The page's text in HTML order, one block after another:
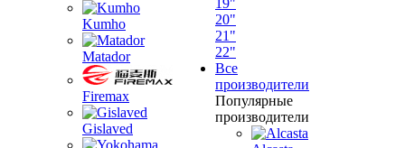
Kumho
Matador
Firemax
Gislaved
19"
20"
21"
22"
Все
производители
Популярные
производители